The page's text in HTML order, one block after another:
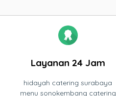
Layanan 24 Jam
hidayah catering surabaya
menu sonokembang catering